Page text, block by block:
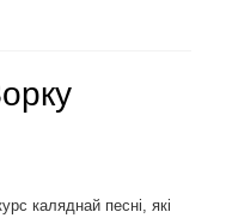
каляднай песні, які